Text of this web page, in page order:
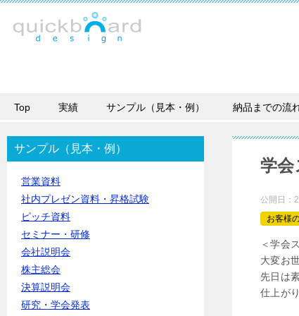
Top 実績 サンプル（見本・例） 納品までの流
学
公開日：
お客様
＜学会
大変お
先日は
仕上が
サンプル（見本・例）
営業資料
社内プレゼン資料・昇格試験
ピッチ資料
セミナー・研修
会社説明会
株主総会
決算説明会
研究・学会発表